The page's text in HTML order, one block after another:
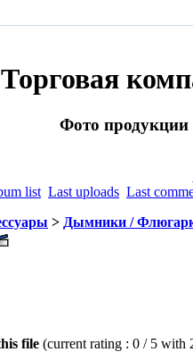
Торговая
Фото продукции
list Last uploads Last
> Дымники /
file (current rating : 0 / 5 with